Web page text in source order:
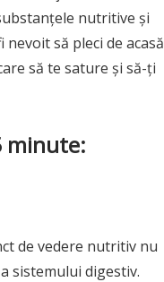
nutritive și
să pleci de acasă
să te sature și să-ți
minute:
de vedere nutritiv nu
sistemului digestiv.